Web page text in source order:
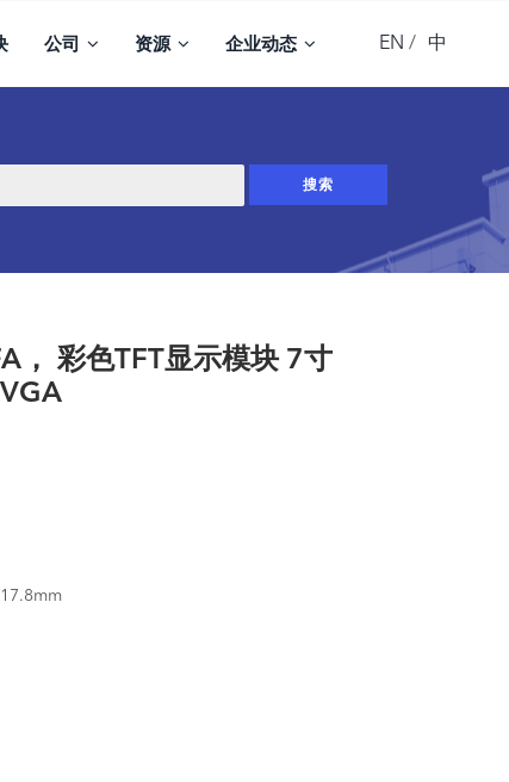
公司 资源 企业动态 EN 中
， 彩色TFT显示模块 7寸